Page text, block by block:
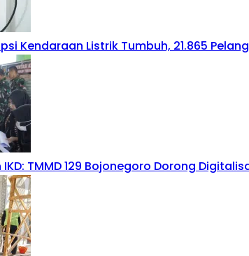
Kendaraan Listrik Tumbuh, 21.865
TMMD 129 Bojonegoro Dorong